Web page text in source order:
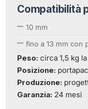
Compatibilità
10 mm
fino a 13 mm con
Peso: circa 1,5 kg
Posizione:
Produzione:
Garanzia: 24 mesi